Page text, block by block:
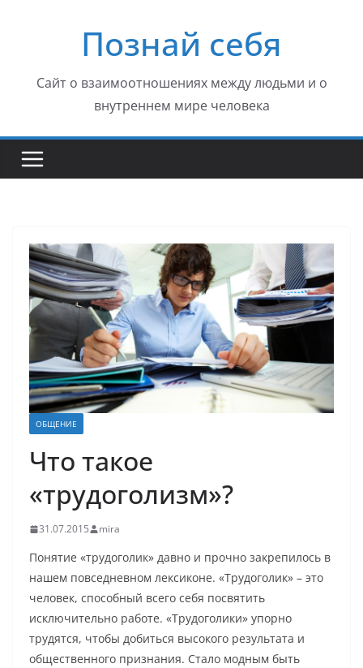
содержимомуПознай себя
Сайт о взаимоотношениях между людьми и о
внутреннем мире человека
ОБЩЕНИЕ
Что такое
«трудоголизм»?
31.07.2015 mira
Понятие «трудоголик» давно и прочно закрепилось в
нашем повседневном лексиконе. «Трудоголик» – это
человек, способный всего себя посвятить
исключительно работе. «Трудоголики» упорно
трудятся, чтобы добиться высокого результата и
общественного признания. Стало модным быть